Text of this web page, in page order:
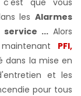
les Alarmes
service ...Alors
PFI,
dans la mise en
et les
pour tous